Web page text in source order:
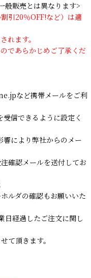
般販売とは異なります>
引20％OFF!など）は適
れます。
であらかじめご了承くだ
など携帯メールをご利
信できるように設定く
響により弊社からのメー
確認メールを送付してお
ルダの確認もお願いいた
日経過したご注文に関し
て頂きます。